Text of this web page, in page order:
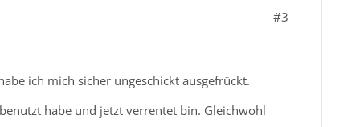
#3
ich mich sicher ungeschickt ausgefrückt.
habe und jetzt verrentet bin. Gleichwohl